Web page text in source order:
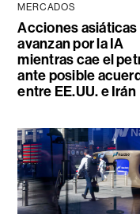
MERCADOS
Acciones asiáticas
avanzan por la IA
mientras cae el
ante posible
entre EE.UU. e Irán